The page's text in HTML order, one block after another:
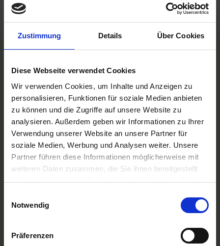
Zustimmung Details Über Cookies
Diese Webseite verwendet Cookies
Wir verwenden Cookies, um Inhalte und Anzeigen zu
personalisieren, Funktionen für soziale Medien anbieten
zu können und die Zugriffe auf unsere Website zu
analysieren. Außerdem geben wir Informationen zu Ihrer
Verwendung unserer Website an unsere Partner für
soziale Medien, Werbung und Analysen weiter. Unsere
Partner führen diese Informationen möglicherweise mit
weiteren Daten zusammen, die Sie ihnen bereitgestellt
haben oder die sie im Rahmen Ihrer Nutzung der Dienste
Notwendig
Präferenzen
A-ROSA Flussschiff GmbH
Nicko Cruises Flussreisen
PLANTOURS Kreuzfahrten
AMADEUS Flusskreuzfahrten
1AVista Flussreisen
TOP Reiseziele
Flussreisen Deutschland
Flussreise Osteuropa
Asien Flusskreuzfahrten
Nilkreuzfahrt
MS Alina
MS Anesha